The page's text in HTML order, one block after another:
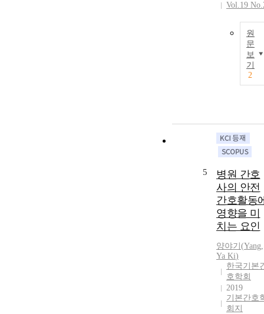
Vol.19
원
문
보
기
2
5
병원 간호
사의 안전
간호활동
영향을 미
치는 요인
양야기 (Yang,
Ya Ki)
한국기본
호학회
2019
기본간호
회지